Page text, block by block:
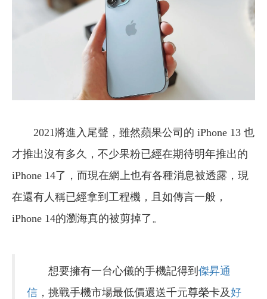
2021將進入尾聲，雖然蘋果公司的 iPhone 13 也
才推出沒有多久，不少果粉已經在期待明年推出的
iPhone 14了，而現在網上也有各種消息被透露，現
在還有人稱已經拿到工程機，且如傳言一般，
iPhone 14的瀏海真的被剪掉了。
想要擁有一台心儀的手機記得到 傑昇通
信 ，挑戰手機市場最低價還送千元尊榮卡及好